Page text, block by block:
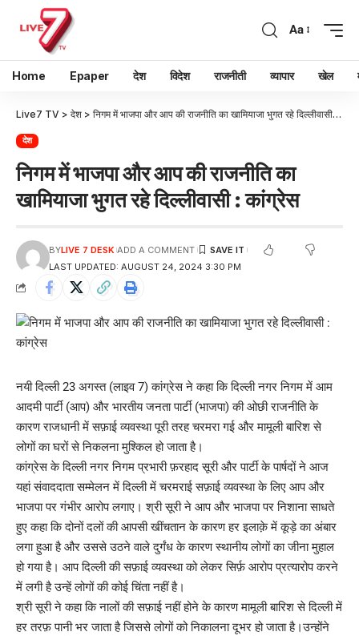
Aa
Home Epaper देश विदेश राजनीती व्यापार खेल
Live7 TV > देश > निगम में भाजपा और आप की राजनीति का खामियाजा भुगत रहे दिल्लीवासी : कांग्रेस
देश
निगम में भाजपा और आप की राजनीति का
खामियाजा भुगत रहे दिल्लीवासी : कांग्रेस
LAST UPDATED: AUGUST 24, 2024 3:30 PM
BYLIVE 7 DESK ADD A COMMENT
नयी दिल्ली 23 अगस्त (लाइव 7) कांग्रेस ने कहा कि दिल्ली नगर निगम में आम
आदमी पार्टी (आप) और भारतीय जनता पार्टी (भाजपा) की ओछी राजनीति के
कारण राजधानी में सफ़ाई व्यवस्था पूरी तरह चरमरा गई और मामूली बारिश से
लोगों का घरों से निकलना मुश्किल हो जाता है।
कांग्रेस के दिल्ली नगर निगम प्रभारी फ़रहाद सूरी और पार्टी के पार्षदों ने आज
यहां संवाददाता सम्मेलन में दिल्ली में चरमराई सफ़ाई व्यवस्था के लिए आप और
भाजपा पर गंभीर आरोप लगाए। श्री सूरी ने आप और भाजपा पर निशाना साधते
हुए कहा कि दोनों दलों की आपसी खींचतान के कारण हर इलाक़े में कूड़े का अंबार
लगा हुआ है और उससे उठने वाले दुर्गंध के कारण स्थानीय लोगों का जीना मुहाल
हो गया है। आप दिल्ली की सफ़ाई व्यवस्था को लेकर सिर्फ़ आरोप प्रत्यारोप करने
में लगी है उन्हें लोगों की कोई चिंता नहीं है।
श्री सूरी ने कहा कि नालों की सफ़ाई नहीं होने के कारण मामूली बारिश से दिल्ली में
हर तरफ़ पानी भर जाता है जिससे लोगों को निकालना दूभर हो जाता है।उन्होंने